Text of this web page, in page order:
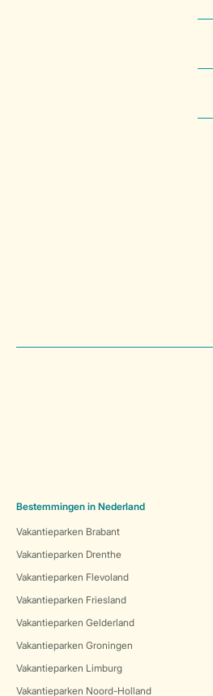
Bestemmingen in Nederland
Vakantieparken Brabant
Vakantieparken Drenthe
Vakantieparken Flevoland
Vakantieparken Friesland
Vakantieparken Gelderland
Vakantieparken Groningen
Vakantieparken Limburg
Vakantieparken Noord-Holland